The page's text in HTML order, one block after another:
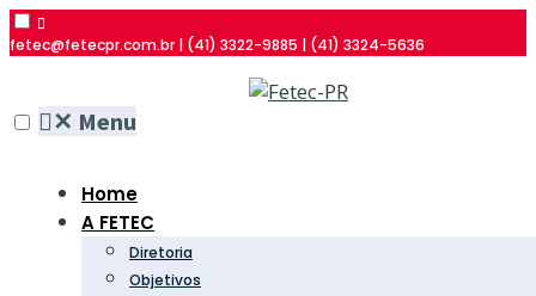
fetec@fetecpr.com.br | (41) 3322-9885 | (41) 3324-5636
✕ Menu
Home
A FETEC
Diretoria
Objetivos